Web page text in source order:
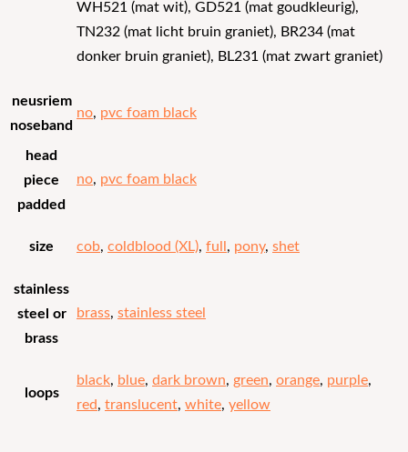
WH521 (mat wit), GD521 (mat goudkleurig),
TN232 (mat licht bruin graniet), BR234 (mat
donker bruin graniet), BL231 (mat zwart graniet)
neusriem
noseband
no, pvc foam black
head
piece
padded
no, pvc foam black
size cob, coldblood (XL), full , pony, shet
stainless
steel or
brass
brass, stainless steel
loops
black, blue, dark brown, green, orange, purple,
red , translucent, white, yellow